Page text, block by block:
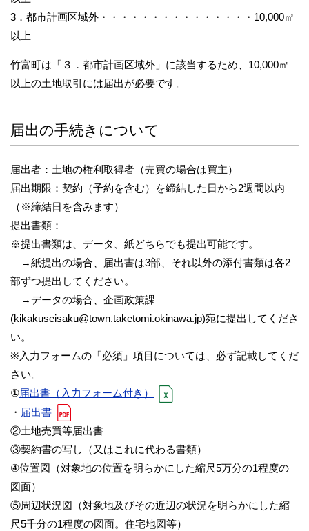
3．都市計画区域外・・・・・・・・・・・・・・・10,000㎡
以上
竹富町は「３．都市計画区域外」に該当するため、10,000㎡
以上の土地取引には届出が必要です。
届出の手続きについて
届出者：土地の権利取得者（売買の場合は買主）
届出期限：契約（予約を含む）を締結した日から2週間以内
（※締結日を含みます）
提出書類：
※提出書類は、データ、紙どちらでも提出可能です。
→紙提出の場合、届出書は3部、それ以外の添付書類は各2
部ずつ提出してください。
→データの場合、企画政策課
(kikakuseisaku@town.taketomi.okinawa.jp)宛に提出してくださ
い。
※入力フォームの「必須」項目については、必ず記載してくだ
さい。
①届出書（入力フォーム付き）
・ 届出書
②土地売買等届出書
③契約書の写し（又はこれに代わる書類）
④位置図（対象地の位置を明らかにした縮尺5万分の1程度の
図面）
⑤周辺状況図（対象地及びその近辺の状況を明らかにした縮
尺5千分の1程度の図面。住宅地図等）